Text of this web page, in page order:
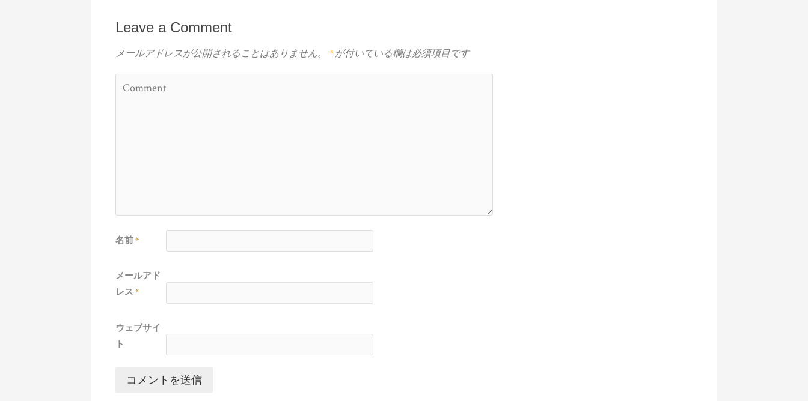
Leave a Comment
メールアドレスが公開されることはありません。 *が付いている欄は必須項目です
名前*
メールアド
レス *
ウェブサイ
ト